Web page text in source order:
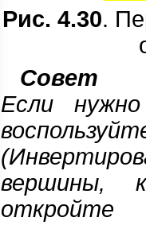
Рис. 4.30.
Совет
Если
вершины,